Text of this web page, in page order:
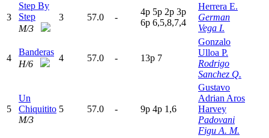
3
Step By
Step
M/3
3 57.0 -
4p 5p 2p 3p
6p 6,5,8,7,4
Herrera E.
German
Vega I.
4
Banderas
H/6
4 57.0 - 13p 7
Gonzalo
Ulloa P.
Rodrigo
Sanchez Q.
5
Un
Chiquitito
M/3
5 57.0 - 9p 4p 1,6
Gustavo
Adrian Aros
Harvey
Padovani
Figu A. M.